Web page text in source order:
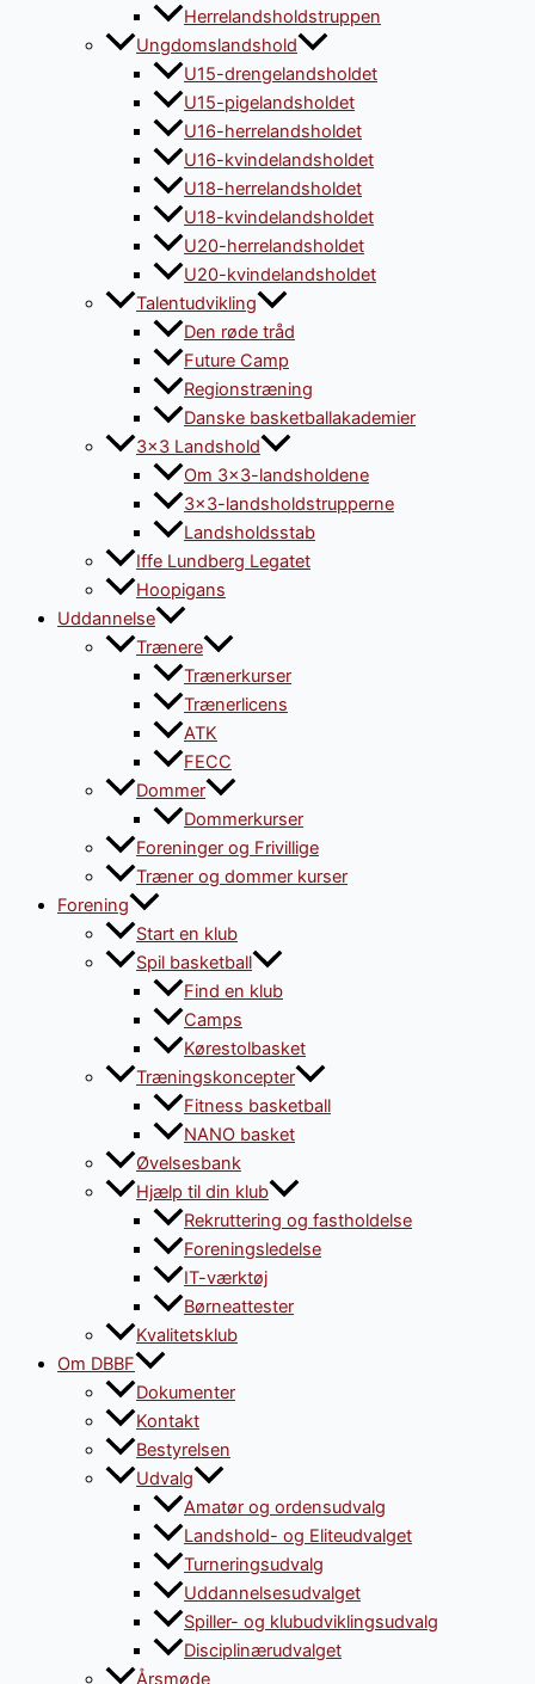
Herrelandsholdstruppen
Ungdomslandshold
U15-drengelandsholdet
U15-pigelandsholdet
U16-herrelandsholdet
U16-kvindelandsholdet
U18-herrelandsholdet
U18-kvindelandsholdet
U20-herrelandsholdet
U20-kvindelandsholdet
Talentudvikling
Den røde tråd
Future Camp
Regionstræning
Danske basketballakademier
3×3 Landshold
Om 3×3-landsholdene
3×3-landsholdstrupperne
Landsholdsstab
Iffe Lundberg Legatet
Hoopigans
Uddannelse
Trænere
Trænerkurser
Trænerlicens
ATK
FECC
Dommer
Dommerkurser
Foreninger og Frivillige
Træner og dommer kurser
Forening
Start en klub
Spil basketball
Find en klub
Camps
Kørestolbasket
Træningskoncepter
Fitness basketball
NANO basket
Øvelsesbank
Hjælp til din klub
Rekruttering og fastholdelse
Foreningsledelse
IT-værktøj
Børneattester
Kvalitetsklub
Om DBBF
Dokumenter
Kontakt
Bestyrelsen
Udvalg
Amatør og ordensudvalg
Landshold- og Eliteudvalget
Turneringsudvalg
Uddannelsesudvalget
Spiller- og klubudviklingsudvalg
Disciplinærudvalget
Årsmøde